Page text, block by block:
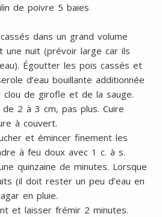
de poivre 5 baies
dans un grand volume
une nuit (prévoir large car ils
Égoutter les pois cassés et
d’eau bouillante additionnée
clou de girofle et de la sauge.
2 à 3 cm, pas plus. Cuire
à couvert.
et émincer finement les
à feu doux avec 1 c. à s.
quinzaine de minutes. Lorsque
(il doit rester un peu d’eau en
en pluie.
et laisser frémir 2 minutes.